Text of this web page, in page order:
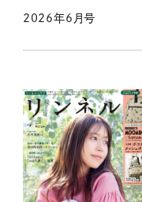
2026年6月号